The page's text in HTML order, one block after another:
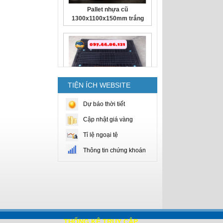
Pallet nhựa cũ
1300x1100x150mm trắng
Pallet Nhựa Cũ
Đen
1100x1100x120mm Đen
TIỆN ÍCH WEBSITE
Dự báo thời tiết
Cập nhật giá vàng
Tỉ lệ ngoại tệ
Thông tin chứng khoán